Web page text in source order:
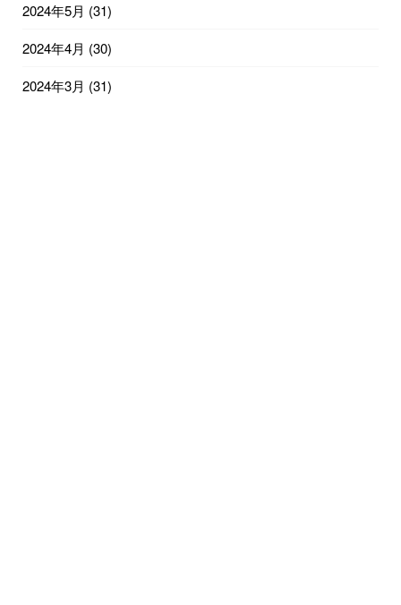
2024年5月 (31)
2024年4月 (30)
2024年3月 (31)